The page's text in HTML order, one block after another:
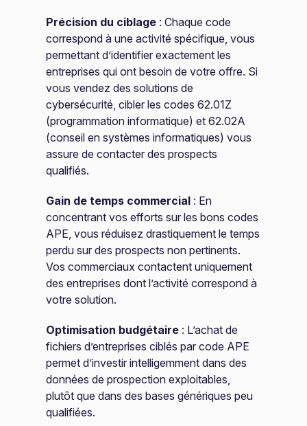
Précision du ciblage : Chaque code
correspond à une activité spécifique, vous
permettant d’identifier exactement les
entreprises qui ont besoin de votre offre. Si
vous vendez des solutions de
cybersécurité, cibler les codes 62.01Z
(programmation informatique) et 62.02A
(conseil en systèmes informatiques) vous
assure de contacter des prospects
qualifiés.
Gain de temps commercial : En
concentrant vos efforts sur les bons codes
APE, vous réduisez drastiquement le temps
perdu sur des prospects non pertinents.
Vos commerciaux contactent uniquement
des entreprises dont l’activité correspond à
votre solution.
Optimisation budgétaire : L’achat de
fichiers d’entreprises ciblés par code APE
permet d’investir intelligemment dans des
données de prospection exploitables,
plutôt que dans des bases génériques peu
qualifiées.